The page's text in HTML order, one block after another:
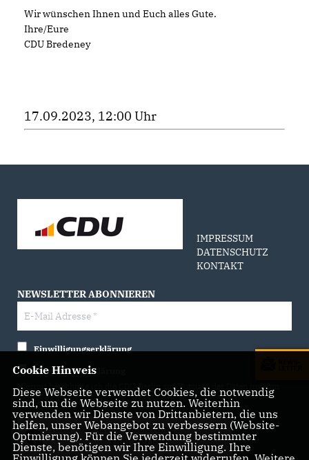
Wir wünschen Ihnen und Euch alles Gute.
Ihre/Eure
CDU Bredeney
17.09.2023, 12:00 Uhr
IMPRESSUM
DATENSCHUTZ
KONTAKT
NEWSLETTER ABONNIEREN
Einwilligungserklärung
Datenschutzerklärung
Hiermit berechtige ich die CDU Berlin zur Nutzung der Daten im Sinn
der nachfolgendenDatenschutzerklärung.*
Anti-Roboter-Verifizierung
Hier klicken
FriendlyCaptcha ⇗
Cookie Hinweis
Diese Webseite verwendet Cookies, die notwendig
sind, um die Webseite zu nutzen. Weiterhin
verwenden wir Dienste von Drittanbietern, die uns
helfen, unser Webangebot zu verbessern (Website-
Optmierung). Für die Verwendung bestimmter
Dienste, benötigen wir Ihre Einwilligung. Ihre